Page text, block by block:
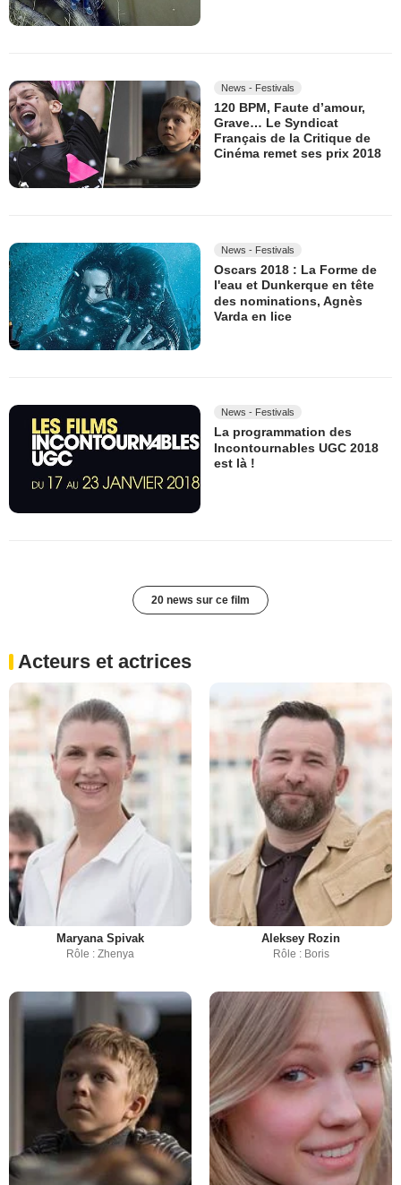
News - Festivals
120 BPM, Faute d’amour,
Grave… Le Syndicat
Français de la Critique de
Cinéma remet ses prix 2018
News - Festivals
Oscars 2018 : La Forme de
l'eau et Dunkerque en tête
des nominations, Agnès
Varda en lice
News - Festivals
La programmation des
Incontournables UGC 2018
est là !
20 news sur ce film
Acteurs et actrices
Maryana Spivak
Rôle : Zhenya
Aleksey Rozin
Rôle : Boris